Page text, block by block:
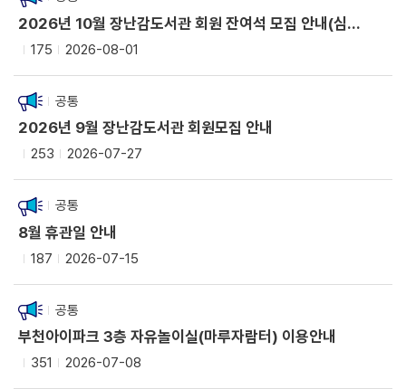
2026년 10월 장난감도서관 회원 잔여석 모집 안내(심곡본동)
175 2026-08-01
공통
2026년 9월 장난감도서관 회원모집 안내
253 2026-07-27
공통
8월 휴관일 안내
187 2026-07-15
공통
부천아이파크 3층 자유놀이실(마루자람터) 이용안내
351 2026-07-08